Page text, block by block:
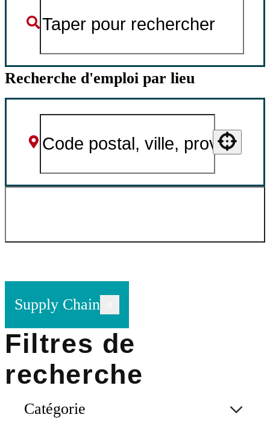
Recherche d'emploi par lieu
Supply Chain
Catégorie